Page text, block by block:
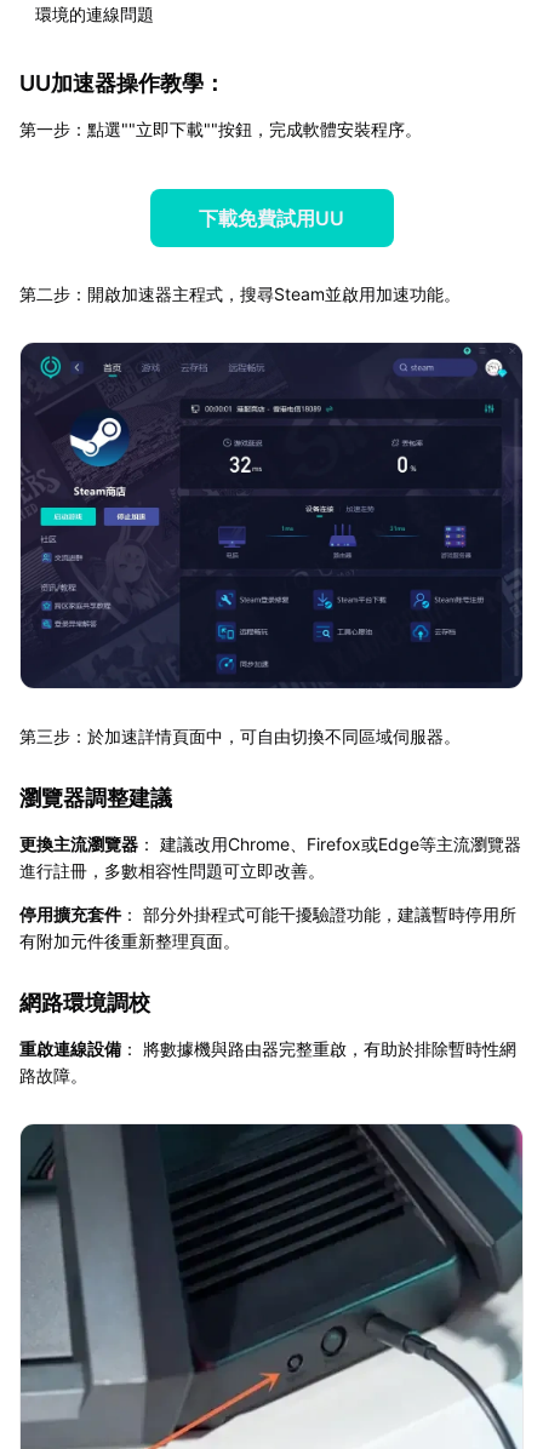
環境的連線問題
UU加速器操作教學：
第一步：點選""立即下載""按鈕，完成軟體安裝程序。
下載免費試用UU
第二步：開啟加速器主程式，搜尋Steam並啟用加速功能。
第三步：於加速詳情頁面中，可自由切換不同區域伺服器。
瀏覽器調整建議
更換主流瀏覽器 ： 建議改用Chrome、Firefox或Edge等主流瀏覽器
進行註冊，多數相容性問題可立即改善。
停用擴充套件： 部分外掛程式可能干擾驗證功能，建議暫時停用所
有附加元件後重新整理頁面。
網路環境調校
重啟連線設備 ： 將數據機與路由器完整重啟，有助於排除暫時性網
路故障。